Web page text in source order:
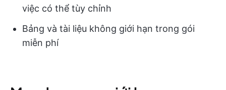
việc có thể tùy chỉnh
Bảng và tài liệu không giới hạn trong gói
miễn phí